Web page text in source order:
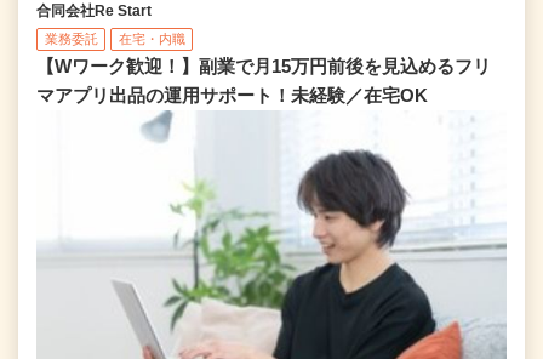
合同会社Re Start
業務委託 在宅・内職
【Wワーク歓迎！】副業で月15万円前後を見込めるフリ
マアプリ出品の運用サポート！未経験／在宅OK